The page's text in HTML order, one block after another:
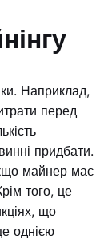
Наприклад,
перед
придбати.
майнер має
того, це
що
однією